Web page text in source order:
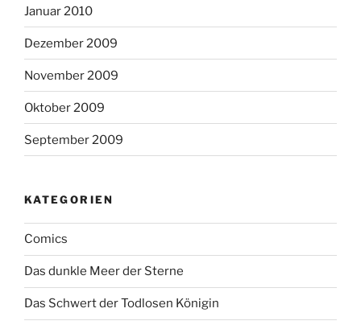
Januar 2010
Dezember 2009
November 2009
Oktober 2009
September 2009
KATEGORIEN
Comics
Das dunkle Meer der Sterne
Das Schwert der Todlosen Königin